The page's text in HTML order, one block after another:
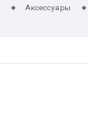
Аксессуары